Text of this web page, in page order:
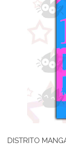
DISTRITO